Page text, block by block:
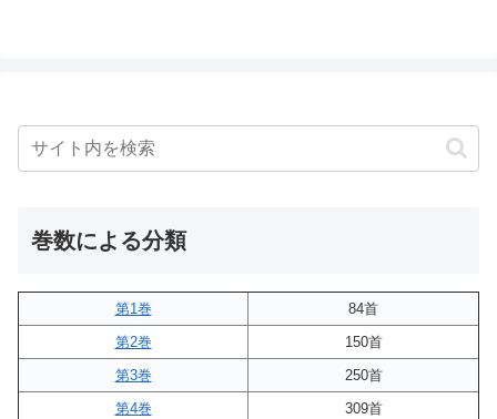
巻数による分類
第1巻
84首
第2巻
150首
第3巻
250首
第4巻
309首